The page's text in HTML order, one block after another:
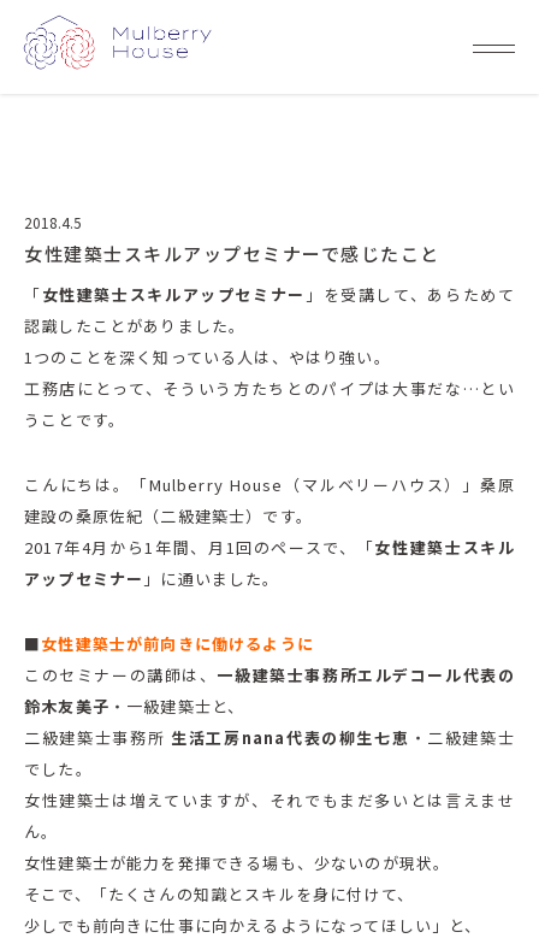
2018.4.5
女性建築士スキルアップセミナーで感じたこと
「女性建築士スキルアップセミナー 」を受講して、あらためて
認識したことがありました。
1つのことを深く知っている人は、やはり強い。
工務店にとって、そういう方たちとのパイプは大事だな…とい
うことです。
こんにちは。「Mulberry House（マルベリーハウス）」桑原
建設の桑原佐紀（二級建築士）です。
2017年4月から1年間、月1回のペースで、「女性建築士スキル
アップセミナー 」に通いました。
■女性建築士が前向きに働けるように
このセミナーの講師は、 一級建築士事務所エルデコール代表の
鈴木友美子 ・一級建築士と、
二級建築士事務所 生活工房nana代表の柳生七恵 ・二級建築士
でした。
女性建築士は増えていますが、それでもまだ多いとは言えませ
ん。
女性建築士が能力を発揮できる場も、少ないのが現状。
そこで、「たくさんの知識とスキルを身に付けて、
少しでも前向きに仕事に向かえるようになってほしい」と、